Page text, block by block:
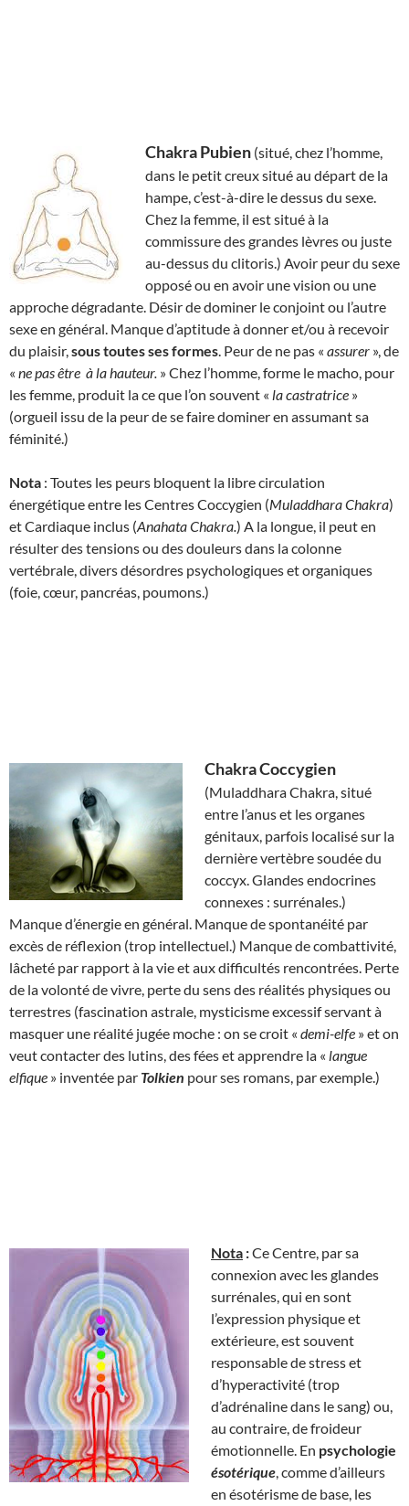
Chakra Pubien (situé, chez l’homme,
dans le petit creux situé au départ de la
hampe, c’est-à-dire le dessus du sexe.
Chez la femme, il est situé à la
commissure des grandes lèvres ou juste
au-dessus du clitoris.) Avoir peur du sexe
opposé ou en avoir une vision ou une
approche dégradante. Désir de dominer le conjoint ou l’autre
sexe en général. Manque d’aptitude à donner et/ou à recevoir
du plaisir,sous toutes ses formes. Peur de ne pas « assurer », de
« ne pas être à la hauteur. » Chez l’homme, forme le macho, pour
les femme, produit la ce que l’on souvent « lacastratrice »
(orgueil issu de la peur de se faire dominer en assumant sa
féminité.)
Nota : Toutes les peurs bloquent la libre circulation
énergétique entre les Centres Coccygien (Muladdhara Chakra)
et Cardiaque inclus (Anahata Chakra.) A la longue, il peut en
résulter des tensions ou des douleurs dans la colonne
vertébrale, divers désordres psychologiques et organiques
(foie, cœur, pancréas, poumons.)
ChakraCoccygien
(Muladdhara Chakra, situé
entre l’anus et les organes
génitaux, parfois localisé sur la
dernière vertèbre soudée du
coccyx. Glandes endocrines
connexes : surrénales.)
Manque d’énergie en général. Manque de spontanéité par
excès de réflexion (trop intellectuel.) Manque de combattivité,
lâcheté par rapport à la vie et aux difficultés rencontrées. Perte
de la volonté de vivre, perte du sens des réalités physiques ou
terrestres (fascination astrale, mysticisme excessif servant à
masquer une réalité jugée moche : on se croit « demi-elfe » et on
veut contacter des lutins, des fées et apprendre la « langue
elfique » inventée par Tolkien pour ses romans, par exemple.)
Nota :Ce Centre, par sa
connexion avec les glandes
surrénales, qui en sont
l’expression physique et
extérieure, est souvent
responsable de stress et
d’hyperactivité (trop
d’adrénaline dans le sang) ou,
au contraire, de froideur
émotionnelle. En psychologie
ésotérique, comme d’ailleurs
en ésotérisme de base, les